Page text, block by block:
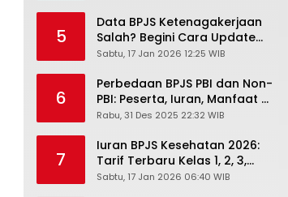
Cabang
5
Data BPJS Ketenagakerjaan
Salah? Begini Cara Update
Rekening, Alamat, HP di JMO
Sabtu, 17 Jan 2026 12:25 WIB
6
Perbedaan BPJS PBI dan Non-
PBI: Peserta, Iuran, Manfaat &
Masa Berlaku Terbaru 2026
Rabu, 31 Des 2025 22:32 WIB
7
Iuran BPJS Kesehatan 2026:
Tarif Terbaru Kelas 1, 2, 3,
Cara Bayar, Denda &
Sabtu, 17 Jan 2026 06:40 WIB